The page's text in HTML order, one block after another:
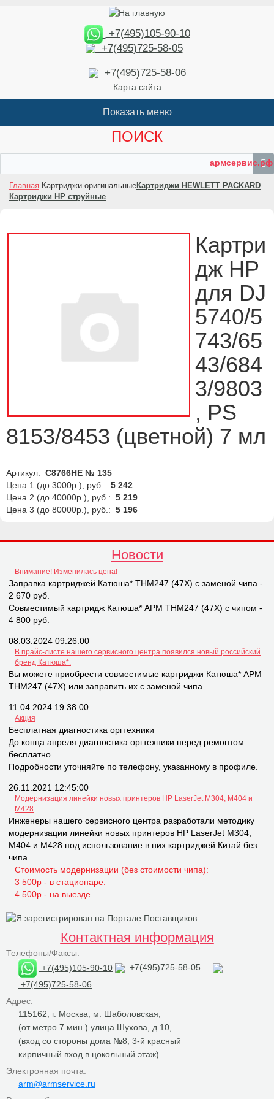
+7(495)105-90-10
+7(495)725-58-05
+7(495)725-58-06
Карта сайта
ПОИСК
армсервис.рф
Главная Картриджи оригинальныеКартриджи HEWLETT PACKARD
Картриджи HP струйные
Картри
дж HP
для DJ
5740/5
743/65
43/684
3/9803
, PS
8153/8453 (цветной) 7 мл
Артикул: C8766HE № 135
Цена 1 (до 3000р.), руб.: 5 242
Цена 2 (до 40000р.), руб.: 5 219
Цена 3 (до 80000р.), руб.: 5 196
Новости
Внимание! Изменилась цена!
Заправка картриджей Катюша* THM247 (47X) с заменой чипа -
2 670 руб.
Совместимый картридж Катюша* APM THM247 (47X) с чипом -
4 800 руб.
08.03.2024 09:26:00
В прайс-листе нашего сервисного центра появился новый российский
бренд Катюша*.
Вы можете приобрести совместимые картриджи Катюша* APM
THM247 (47X) или заправить их с заменой чипа.
11.04.2024 19:38:00
Акция
Бесплатная диагностика оргтехники
До конца апреля диагностика оргтехники перед ремонтом
бесплатно.
Подробности уточняйте по телефону, указанному в профиле.
26.11.2021 12:45:00
Модернизация линейки новых принтеров НР LaserJet M304, M404 и
M428
Инженеры нашего сервисного центра разработали методику
модернизации линейки новых принтеров НР LaserJet M304,
M404 и M428 под использование в них картриджей Китай без
чипа.
Стоимость модернизации (без стоимости чипа):
3 500р - в стационаре:
4 500р - на выезде.
Контактная информация
Телефоны/Факсы:
+7(495)105-90-10
+7(495)725-58-05
+7(495)725-58-06
Адрес:
115162, г. Москва, м. Шаболовская,
(от метро 7 мин.) улица Шухова, д.10,
(вход со стороны дома №8, 3-й красный
кирпичный вход в цокольный этаж)
Электронная почта:
arm@armservice.ru